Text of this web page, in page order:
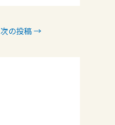
次の投稿→